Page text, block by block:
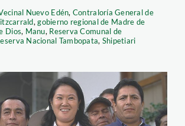
Nuevo Edén, Contraloría General de
,gobierno regional de Madre de
Dios, Manu, Reserva Comunal de
Nacional Tambopata, Shipetiari
– radio exitosa